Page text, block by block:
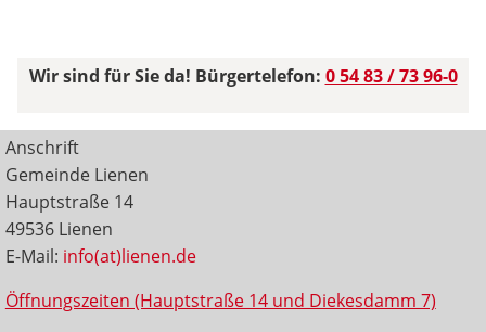
Wir sind für Sie da! Bürgertelefon: 0 54 83 / 73 96-0
Anschrift
Gemeinde Lienen
Hauptstraße 14
49536 Lienen
E-Mail: info(at)lienen.de
Öffnungszeiten (Hauptstraße 14 und Diekesdamm 7)